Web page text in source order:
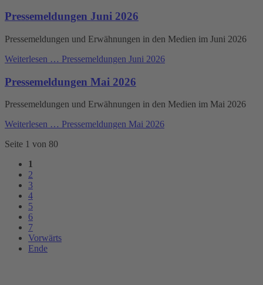
Pressemeldungen Juni 2026
Pressemeldungen und Erwähnungen in den Medien im Juni 2026
Weiterlesen … Pressemeldungen Juni 2026
Pressemeldungen Mai 2026
Pressemeldungen und Erwähnungen in den Medien im Mai 2026
Weiterlesen … Pressemeldungen Mai 2026
Seite 1 von 80
1
2
3
4
5
6
7
Vorwärts
Ende